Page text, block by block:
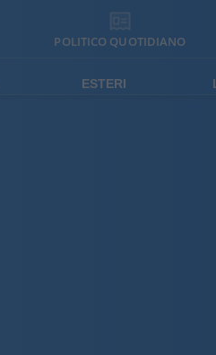
POLITICO QUOTIDIANO
ESTERI